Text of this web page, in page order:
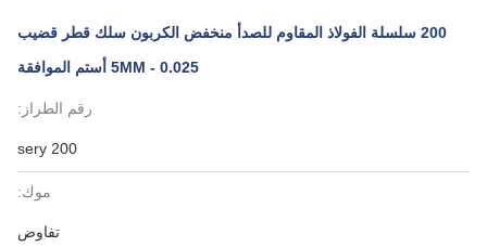
200 سلسلة الفولاذ المقاوم للصدأ منخفض الكربون سلك قطر قضيب
0.025 - 5MM أستم الموافقة
رقم الطراز:
200 sery
موك:
تفاوض